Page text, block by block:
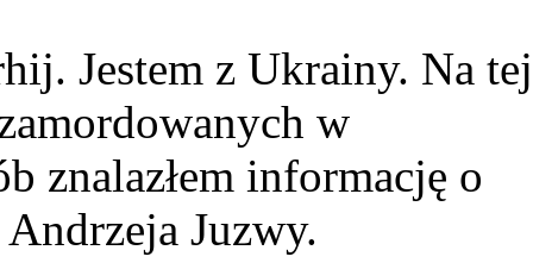
Jestem z Ukrainy. Na tej
w
znalazłem informację o
Juzwy.